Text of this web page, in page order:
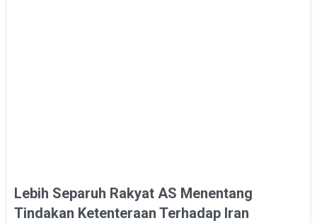
Lebih Separuh Rakyat AS Menentang
Tindakan Ketenteraan Terhadap Iran